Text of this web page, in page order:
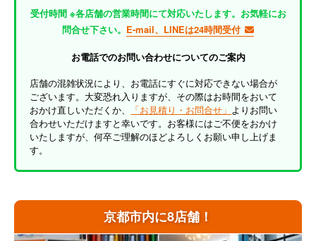
京都市内に8店舗！
受付時間 ※各店舗の営業時間にて対応いたします。お気軽にお
問合せ下さい。 E-mail、LINEは24時間受付
お電話でのお問い合わせについてのご案内
店舗の混雑状況により、お電話にすぐに対応できない場合が
ございます。大変恐れ入りますが、その際はお時間をおいて
おかけ直しいただくか、
「お見積り・お問合せ」 よりお問い
合わせいただけますと幸いです。お客様にはご不便をおかけ
いたしますが、何卒ご理解のほどよろしくお願い申し上げま
す。